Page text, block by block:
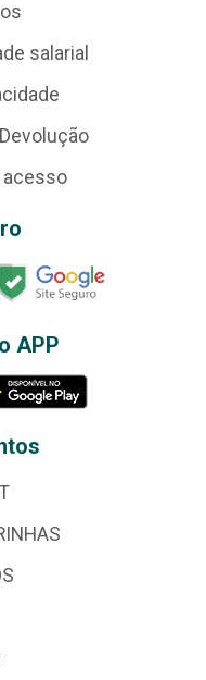
salarial
acesso
APP